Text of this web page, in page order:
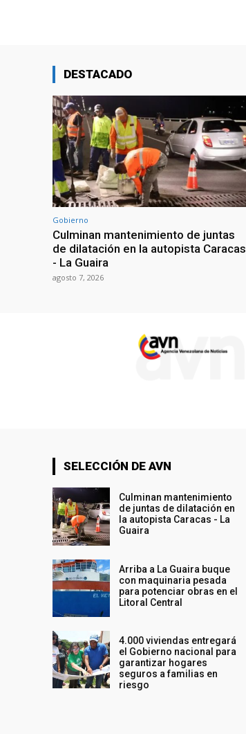
DESTACADO
Gobierno
Culminan mantenimiento de juntas
de dilatación en la autopista Caracas
- La Guaira
agosto 7, 2026
SELECCIÓN DE AVN
Culminan mantenimiento
de juntas de dilatación en
la autopista Caracas - La
Guaira
Arriba a La Guaira buque
con maquinaria pesada
para potenciar obras en el
Litoral Central
4.000 viviendas entregará
el Gobierno nacional para
garantizar hogares
seguros a familias en
riesgo